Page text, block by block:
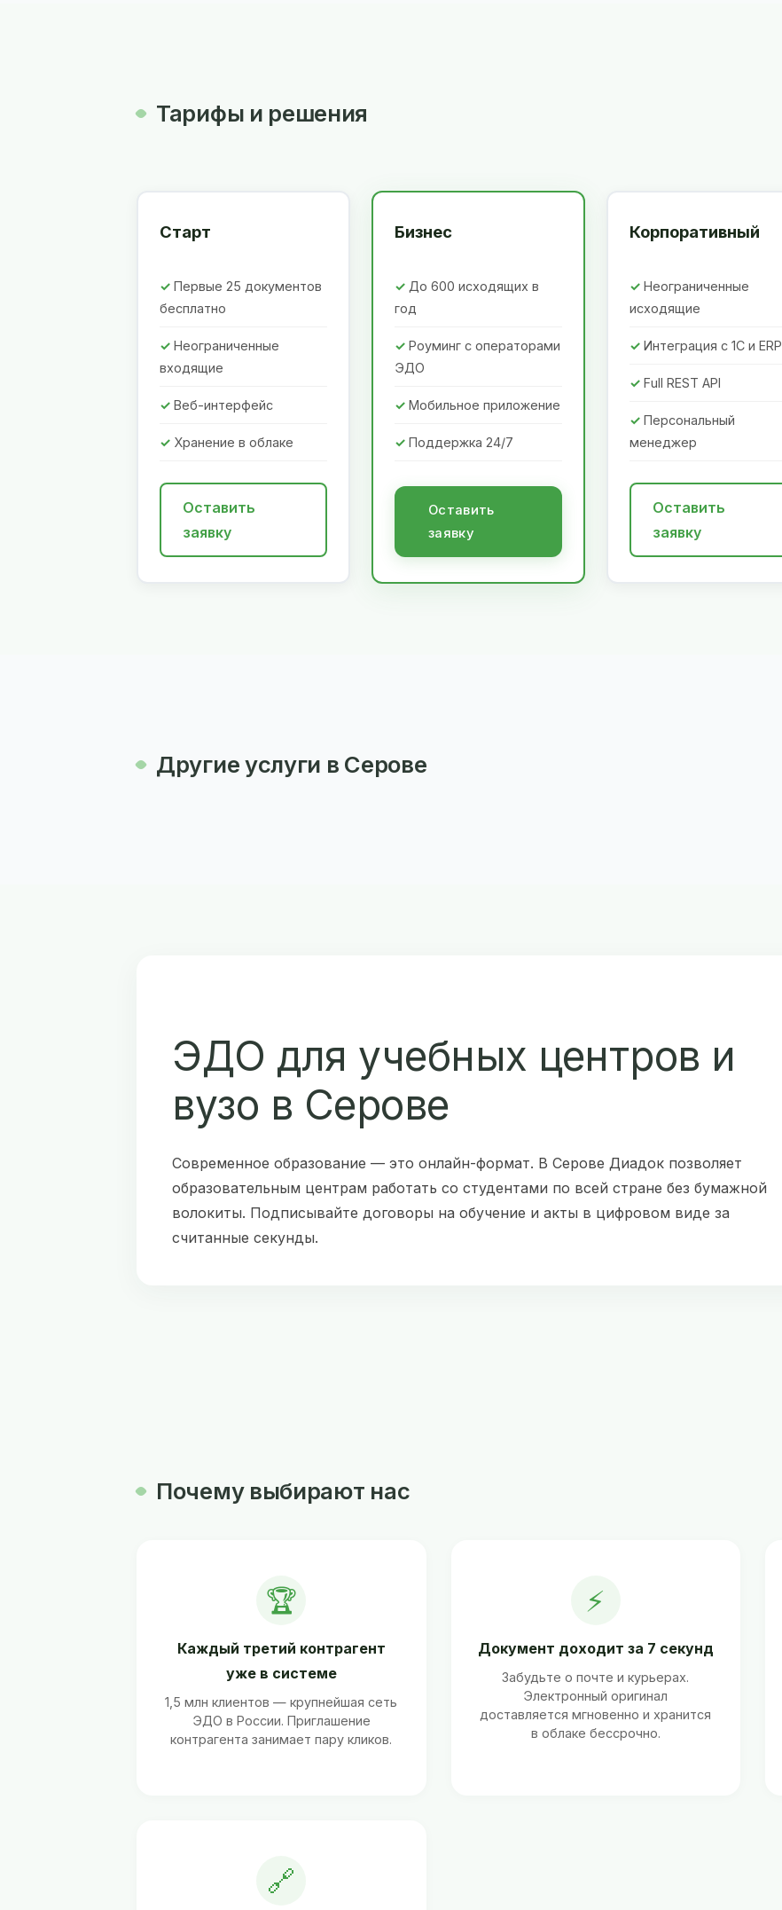
Тарифы и решения
Старт
Первые 25 документов
бесплатно
Неограниченные
входящие
Веб-интерфейс
Хранение в облаке
Оставить
заявку
Бизнес
До 600 исходящих в
год
Роуминг с операторами
ЭДО
Мобильное приложение
Поддержка 24/7
Оставить
заявку
Корпоративный
Неограниченные
исходящие
Интеграция с 1С и ERP
Full REST API
Персональный
менеджер
Оставить
заявку
Другие услуги в Серове
ЭДО для учебных центров и
вузо в Серове
Современное образование — это онлайн-формат. В Серове Диадок позволяет
образовательным центрам работать со студентами по всей стране без бумажной
волокиты. Подписывайте договоры на обучение и акты в цифровом виде за
считанные секунды.
Почему выбирают нас
🏆
Каждый третий контрагент
уже в системе
1,5 млн клиентов — крупнейшая сеть
ЭДО в России. Приглашение
контрагента занимает пару кликов.
⚡
Документ доходит за 7 секунд
Забудьте о почте и курьерах.
Электронный оригинал
доставляется мгновенно и хранится
в облаке бессрочно.
🔗